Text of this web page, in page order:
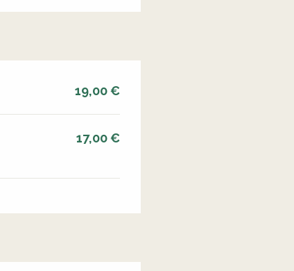
19,00 €
17,00 €